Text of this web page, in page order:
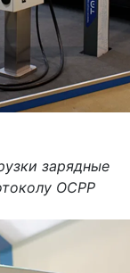
зарядные
OCPP